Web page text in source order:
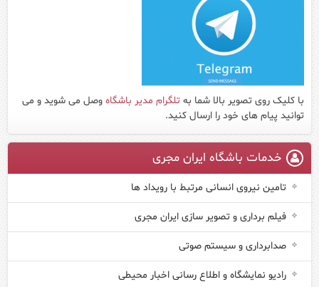
با کلیک روی تصویر بالا شما به تلگرام مدیر باشگاه وصل می شوید و می
توانید پیام های خود را ارسال کنید.
خدمات باشگاه ایران مجری
تامین نیروی انسانی مرتبط با رویداد ها
فیلم برداری و تصویر سازی ایران مجری
صدابرداری و سیستم صوتی
رادیو نمایشگاه و اطلاع رسانی اخبار محیطی